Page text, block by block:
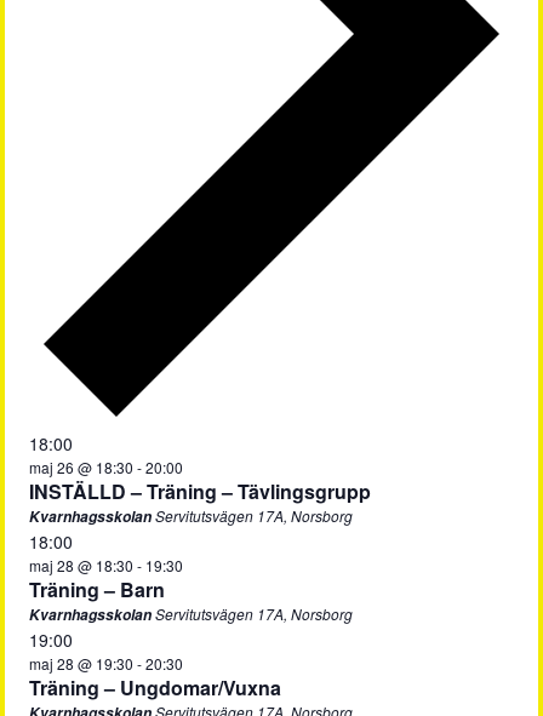
18:00
maj 26 @ 18:30 -20:00
INSTÄLLD – Träning – Tävlingsgrupp
KvarnhagsskolanServitutsvägen 17A, Norsborg
18:00
maj 28 @ 18:30 - 19:30
Träning – Barn
KvarnhagsskolanServitutsvägen 17A, Norsborg
19:00
maj 28 @ 19:30 -20:30
Träning – Ungdomar/Vuxna